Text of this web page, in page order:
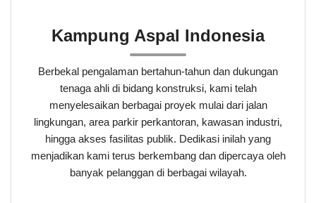
Kampung Aspal Indonesia
Berbekal pengalaman bertahun-tahun dan dukungan
tenaga ahli di bidang konstruksi, kami telah
menyelesaikan berbagai proyek mulai dari jalan
lingkungan, area parkir perkantoran, kawasan industri,
hingga akses fasilitas publik. Dedikasi inilah yang
menjadikan kami terus berkembang dan dipercaya oleh
banyak pelanggan di berbagai wilayah.